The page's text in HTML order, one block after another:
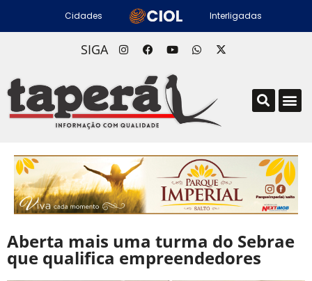
Cidades Interligadas
SIGA
Aberta mais uma turma do Sebrae
que qualifica empreendedores